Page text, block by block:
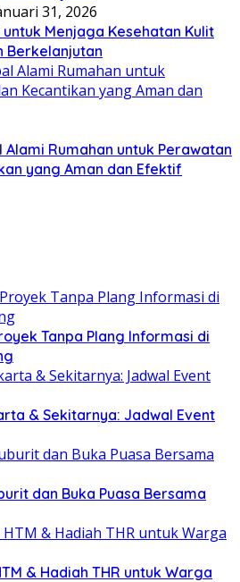
31, 2026
untuk Menjaga Kesehatan Kulit
Berkelanjutan
Alami Rumahan untuk Perawatan
yang Aman dan Efektif
Tanpa Plang Informasi di
& Sekitarnya: Jadwal Event
dan Buka Puasa Bersama
& Hadiah THR untuk Warga